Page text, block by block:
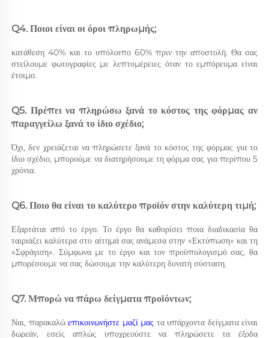
Q4. Ποιοι είναι οι όροι πληρωμής;
κατάθεση 40% και το υπόλοιπο 60% πριν την αποστολή. Θα σας
στείλουμε φωτογραφίες με λεπτομέρειες όταν το εμπόρευμα είναι
έτοιμο.
Q5. Πρέπει να πληρώσω ξανά το κόστος της φόρμας αν
παραγγείλω ξανά το ίδιο σχέδιο;
Όχι, δεν χρειάζεται να πληρώσετε ξανά το κόστος της φόρμας για το
ίδιο σχέδιο, μπορούμε να διατηρήσουμε τη φόρμα σας για περίπου 5
χρόνια.
Εξαρτάται από το έργο. Το έργο θα καθορίσει ποια διαδικασία θα
ταιριάζει καλύτερα στο αίτημά σας ανάμεσα στην «Εκτύπωση» και τη
«Σφράγιση». Σύμφωνα με το έργο και τον προϋπολογισμό σας, θα
μπορέσουμε να σας δώσουμε την καλύτερη δυνατή σύσταση.
Q7. Μπορώ να πάρω δείγματα προϊόντων;
Ναι, παρακαλώ επικοινωνήστε μαζί μας τα υπάρχοντα δείγματα είναι
δωρεάν, εσείς απλώς υποχρεούστε να πληρώσετε τα έξοδα